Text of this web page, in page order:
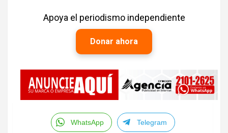
Apoya el periodismo independiente
Donar ahora
WhatsApp Telegram